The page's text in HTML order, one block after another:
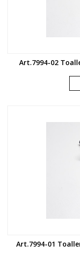
Art.7994-02
Art.7994-01